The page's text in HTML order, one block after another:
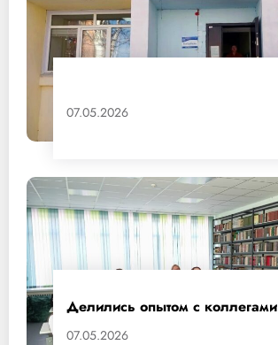
07.05.2026
Делились опытом с коллегами
07.05.2026